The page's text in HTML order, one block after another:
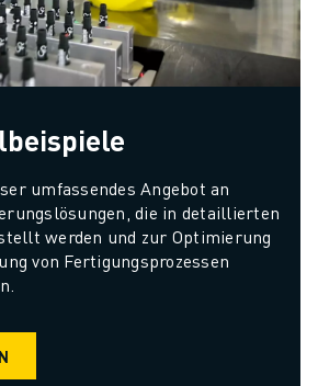
umfassendes Angebot an
die in detaillierten
werden und zur Optimierung
von Fertigungsprozessen